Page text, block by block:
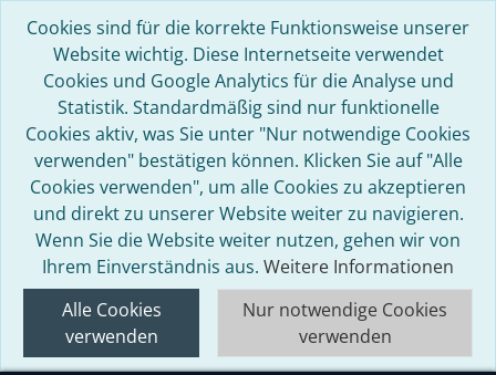
Cookies sind für die korrekte Funktionsweise unserer
Website wichtig. Diese Internetseite verwendet
Cookies und Google Analytics für die Analyse und
Statistik. Standardmäßig sind nur funktionelle
Cookies aktiv, was Sie unter "Nur notwendige Cookies
verwenden" bestätigen können. Klicken Sie auf "Alle
Cookies verwenden", um alle Cookies zu akzeptieren
und direkt zu unserer Website weiter zu navigieren.
Wenn Sie die Website weiter nutzen, gehen wir von
Ihrem Einverständnis aus. Weitere Informationen
Alle Cookies
verwenden
Nur notwendige Cookies
verwenden